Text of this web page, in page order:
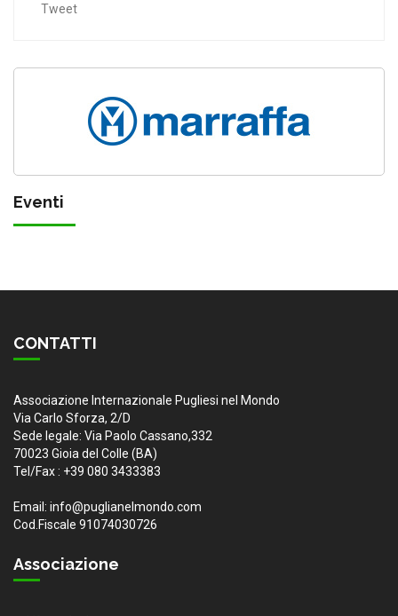
Tweet
Eventi
CONTATTI
Associazione Internazionale Pugliesi nel Mondo
Via Carlo Sforza, 2/D
Sede legale: Via Paolo Cassano,332
70023 Gioia del Colle (BA)
Tel/Fax : +39 080 3433383
Email: info@puglianelmondo.com
Cod.Fiscale 91074030726
Associazione